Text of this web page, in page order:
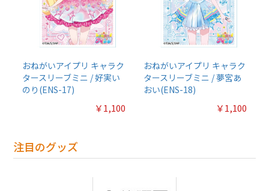
おねがいアイプリ キャラク
タースリーブミニ / 好実い
のり(ENS-17)
￥1,100
おねがいアイプリ キャラク
タースリーブミニ / 夢宮あ
おい(ENS-18)
￥1,100
注目のグッズ